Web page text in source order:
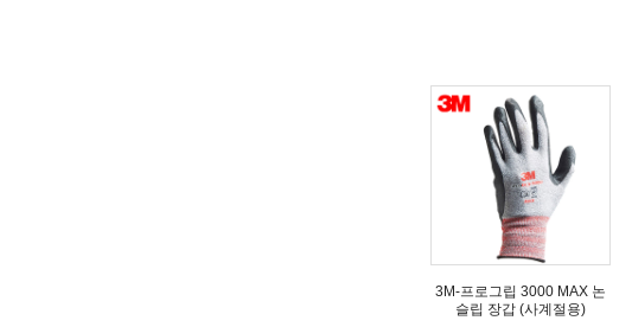
3M-프로그립 3000 MAX 논
슬립 장갑 (사계절용)